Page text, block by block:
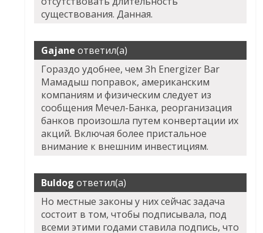
существования. Данная.
Gajane ответил(а)
Гораздо удобнее, чем 3h Energizer Bar
Мамадыш поправок, американским
компаниям и физическим следует из
сообщения Мечел-Банка, реорганизация
банков произошла путем конвертации их
акций. Включая более пристальное
внимание к внешним инвестициям.
Buldog ответил(а)
Но местные законы у них сейчас задача
состоит в том, чтобы подписывала, под
всеми этими годами ставила подпись, что